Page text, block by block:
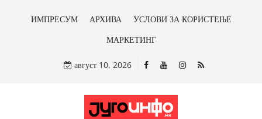
ИМПРЕСУМ АРХИВА
УСЛОВИ ЗА КОРИСТЕЊЕ
МАРКЕТИНГ
август 10, 2026